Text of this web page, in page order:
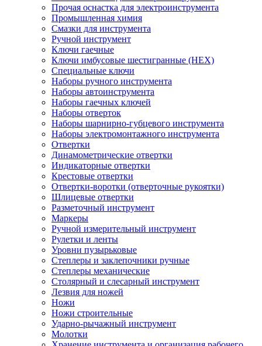
Прочая оснастка для электроинструмента
Промышленная химия
Смазки для инструмента
Ручной инструмент
Ключи гаечные
Ключи имбусовые шестигранные (HEX)
Специальные ключи
Наборы ручного инструмента
Наборы автоинструмента
Наборы гаечных ключей
Наборы отверток
Наборы шарнирно-губцевого инструмента
Наборы электромонтажного инструмента
Отвертки
Динамометрические отвертки
Индикаторные отвертки
Крестовые отвертки
Отвертки-воротки (отверточные рукоятки)
Шлицевые отвертки
Разметочный инструмент
Маркеры
Ручной измерительный инструмент
Рулетки и ленты
Уровни пузырьковые
Степлеры и заклепочники ручные
Степлеры механические
Столярный и слесарный инструмент
Лезвия для ножей
Ножи
Ножи строительные
Ударно-рычажный инструмент
Молотки